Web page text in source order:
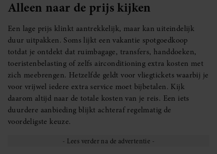
Alleen naar de prijs kijken
Een lage prijs klinkt aantrekkelijk, maar kan uiteindelijk
duur uitpakken. Soms lijkt een vakantie spotgoedkoop
totdat je ontdekt dat ruimbagage, transfers, handdoeken,
toeristenbelasting of zelfs airconditioning extra kosten met
zich meebrengen. Hetzelfde geldt voor vliegtickets waarbij je
voor vrijwel iedere extra service moet bijbetalen. Kijk
daarom altijd naar de totale kosten van je reis. Een iets
duurdere aanbieding blijkt achteraf regelmatig de
voordeligste keuze.